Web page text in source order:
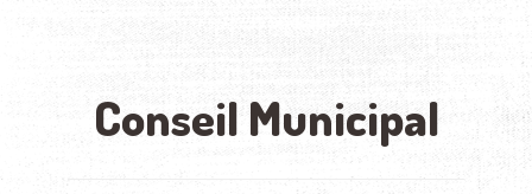
Conseil Municipal